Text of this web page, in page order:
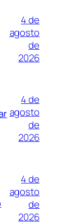
4 de
agosto
de
2026
4 de
agosto
de
2026
4 de
agosto
de
2026